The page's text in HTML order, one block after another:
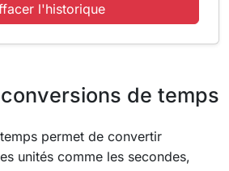
l'historique
de temps
permet de convertir
unités comme les secondes,